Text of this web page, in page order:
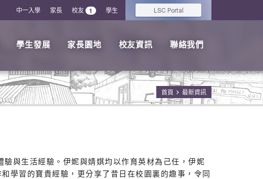
中一入學 家長 校友 1 學生 LSC Portal
學生發展 家長園地 校友資訊 聯絡我們
首頁 最新資訊
與生活經驗。伊妮與婧娸均以作育英材為己任，伊妮
學習的寶貴經驗，更分享了昔日在校園裏的趣事，令同